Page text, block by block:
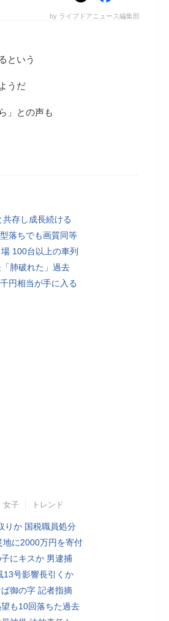
by ライブドアニュース編集部
という
うだ
」との声も
共存し成長続ける
落ちでも画質同等
100台以上の車列
肺破れた」過去
円相当が手に入る
女子 トレンド
りか 国税職員処分
地に2000万円を寄付
にキスか 男逮捕
13号影響長引くか
御の字 記者指摘
も10回落ちた過去